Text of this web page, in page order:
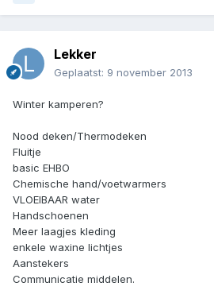
Lekker
Geplaatst: 9 november 2013
Winter kamperen?
Nood deken/Thermodeken
Fluitje
basic EHBO
Chemische hand/voetwarmers
VLOEIBAAR water
Handschoenen
Meer laagjes kleding
enkele waxine lichtjes
Aanstekers
Communicatie middelen.